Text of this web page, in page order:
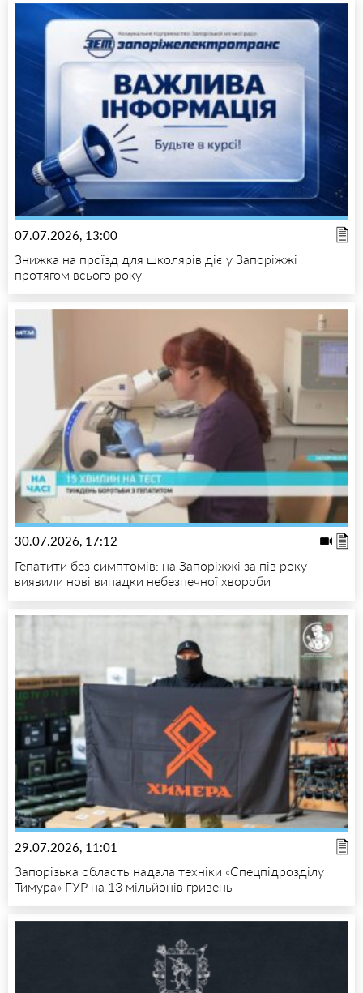
07.07.2026, 13:00
Знижка на проїзд для школярів діє у Запоріжжі
протягом всього року
30.07.2026, 17:12
Гепатити без симптомів: на Запоріжжі за пів року
виявили нові випадки небезпечної хвороби
29.07.2026, 11:01
Запорізька область надала техніки «Спецпідрозділу
Тимура» ГУР на 13 мільйонів гривень